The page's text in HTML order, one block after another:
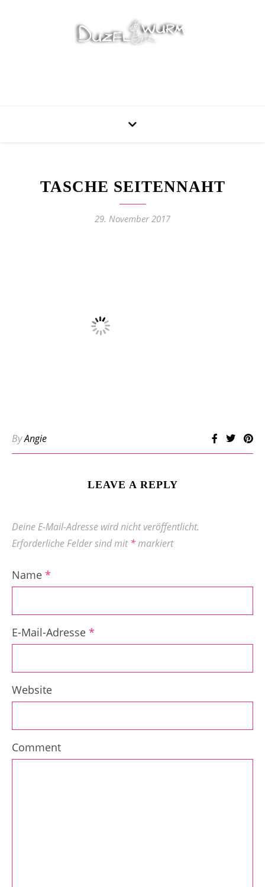
TASCHE SEITENNAHT
29. November 2017
ByAngie
LEAVE A REPLY
Deine E-Mail-Adresse wird nicht veröffentlicht.
Erforderliche Felder sind mit*markiert
Name *
E-Mail-Adresse *
Website
Comment